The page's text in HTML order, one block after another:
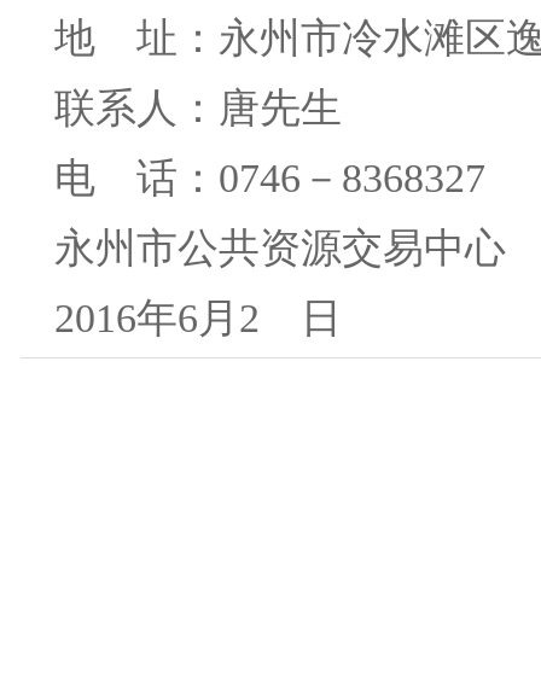
地 址：永州市冷水滩区
联系人：唐先生
电 话：0746－8368327
永州市公共资源交易中
2016年6月2 日